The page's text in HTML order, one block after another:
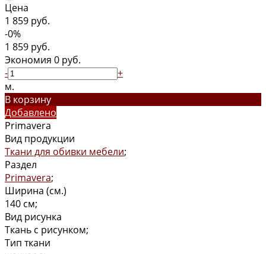
Цена
1 859 руб.
-0%
1 859 руб.
Экономия 0 руб.
-
+
м.
В корзину
Добавлено
Primavera
Вид продукции
Ткани для обивки мебели;
Раздел
Primavera;
Ширина (см.)
140 см;
Вид рисунка
Ткань с рисунком;
Тип ткани